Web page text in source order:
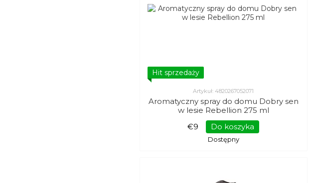
Hit sprzedaży
Artykuł: 4820267052071
Aromatyczny spray do domu Dobry sen
w lesie Rebellion 275 ml
€9
Do koszyka
Dostępny